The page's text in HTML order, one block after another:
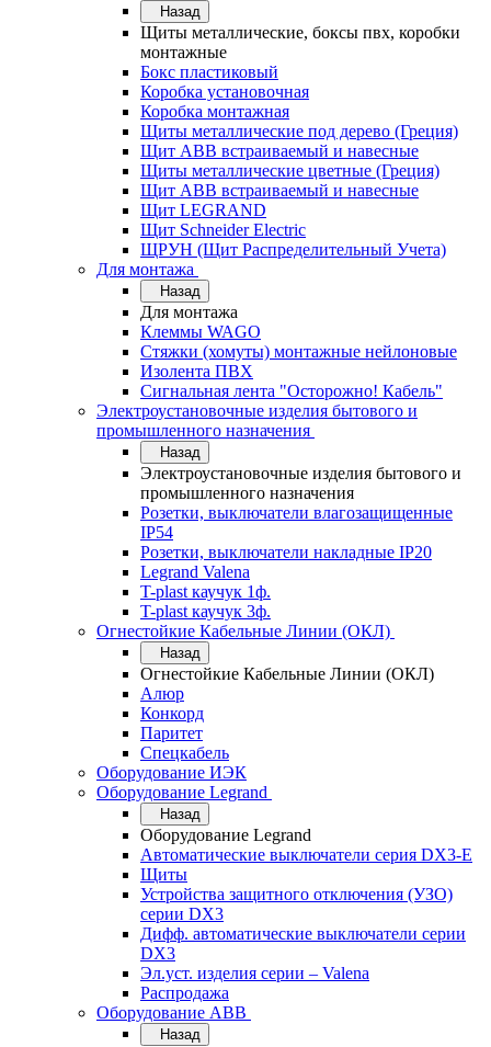
Назад
Щиты металлические, боксы пвх, коробки
монтажные
Бокс пластиковый
Коробка установочная
Коробка монтажная
Щиты металлические под дерево (Греция)
Щит ABB встраиваемый и навесные
Щиты металлические цветные (Греция)
Щит ABB встраиваемый и навесные
Щит LEGRAND
Щит Schneider Electric
ЩРУН (Щит Распределительный Учета)
Для монтажа
Назад
Для монтажа
Клеммы WAGO
Стяжки (хомуты) монтажные нейлоновые
Изолента ПВХ
Сигнальная лента "Осторожно! Кабель"
Электроустановочные изделия бытового и
промышленного назначения
Назад
Электроустановочные изделия бытового и
промышленного назначения
Розетки, выключатели влагозащищенные
IP54
Розетки, выключатели накладные IP20
Legrand Valena
T-plast каучук 1ф.
T-plast каучук 3ф.
Огнестойкие Кабельные Линии (ОКЛ)
Назад
Огнестойкие Кабельные Линии (ОКЛ)
Алюр
Конкорд
Паритет
Спецкабель
Оборудование ИЭК
Оборудование Legrand
Назад
Оборудование Legrand
Автоматические выключатели серия DX3-E
Щиты
Устройства защитного отключения (УЗО)
серии DX3
Дифф. автоматические выключатели серии
DX3
Эл.уст. изделия серии – Valena
Распродажа
Оборудование АВВ
Назад